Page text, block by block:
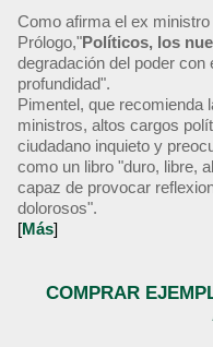
Como afirma el ex
Prólogo,"Políticos, los
degradación del poder
profundidad".
Pimentel, que recomienda
ministros, altos cargos
ciudadano inquieto y
como un libro "duro, libre,
capaz de provocar
dolorosos".
[Más]
COMPRAR